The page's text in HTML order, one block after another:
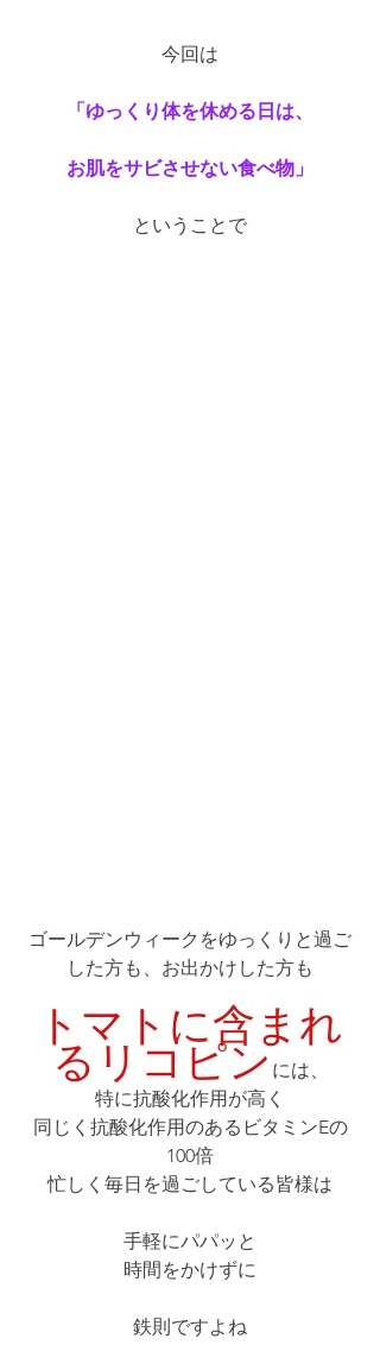
今回は
「ゆっくり体を休める日は、
お肌をサビさせない食べ物」
ということで
ゴールデンウィークをゆっくりと過ご
した方も、お出かけした方も
トマトに含まれ
るリコピンには、
特に抗酸化作用が高く
同じく抗酸化作用のあるビタミンEの
100倍
忙しく毎日を過ごしている皆様は
手軽にパパッと
時間をかけずに
鉄則ですよね